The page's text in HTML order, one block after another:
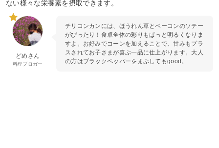
ない様々な栄養素を摂取できます。
どめさん
料理ブロガー
チリコンカンには、ほうれん草とベーコンのソテー
がぴったり！食卓全体の彩りもぱっと明るくなりま
すよ。お好みでコーンを加えることで、甘みもプラ
スされてお子さまが喜ぶ一品に仕上がります。大人
の方はブラックペッパーをまぶしてもgood。